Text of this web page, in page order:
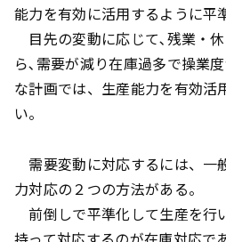
能力を有効に活用するように平
目先の変動に応じて､残業・
ら､需要が減り在庫過多で操業
な計画では、生産能力を有効活
い。
需要変動に対応するには、一
力対応の２つの方法がある。
前倒しで平準化して生産を行